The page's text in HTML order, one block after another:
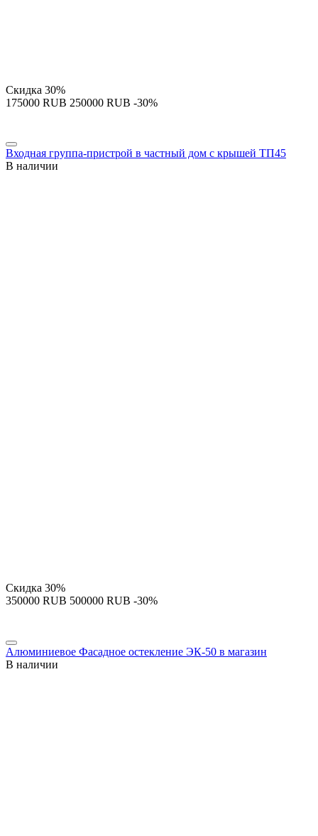
Скидка 30%
‍175000‍ RUB ‍250000‍ RUB -30%
Входная группа-пристрой в частный дом с крышей ТП45
В наличии
Скидка 30%
‍350000‍ RUB ‍500000‍ RUB -30%
Алюминиевое Фасадное остекление ЭК-50 в магазин
В наличии